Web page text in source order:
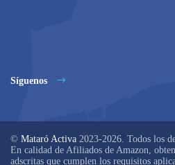
Síguenos
© Mataró Activa 2023-2026. Todos los
En calidad de Afiliados de Amazon,
adscritas que cumplen los requisitos